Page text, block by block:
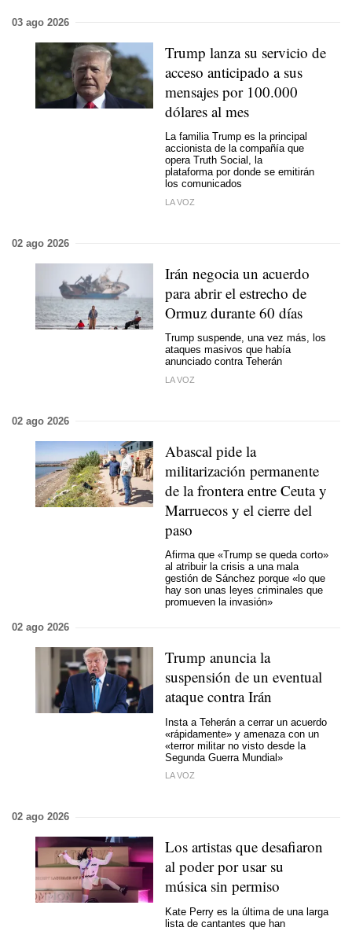
03 ago 2026
Trump lanza su servicio de
acceso anticipado a sus
mensajes por 100.000
dólares al mes
La familia Trump es la principal
accionista de la compañía que
opera Truth Social, la
plataforma por donde se emitirán
los comunicados
LA VOZ
02 ago 2026
Irán negocia un acuerdo
para abrir el estrecho de
Ormuz durante 60 días
Trump suspende, una vez más, los
ataques masivos que había
anunciado contra Teherán
LA VOZ
02 ago 2026
Abascal pide la
militarización permanente
de la frontera entre Ceuta y
Marruecos y el cierre del
paso
Afirma que «Trump se queda corto»
al atribuir la crisis a una mala
gestión de Sánchez porque «lo que
hay son unas leyes criminales que
promueven la invasión»
02 ago 2026
Trump anuncia la
suspensión de un eventual
ataque contra Irán
Insta a Teherán a cerrar un acuerdo
«rápidamente» y amenaza con un
«terror militar no visto desde la
Segunda Guerra Mundial»
LA VOZ
02 ago 2026
Los artistas que desafiaron
al poder por usar su
música sin permiso
Kate Perry es la última de una larga
lista de cantantes que han